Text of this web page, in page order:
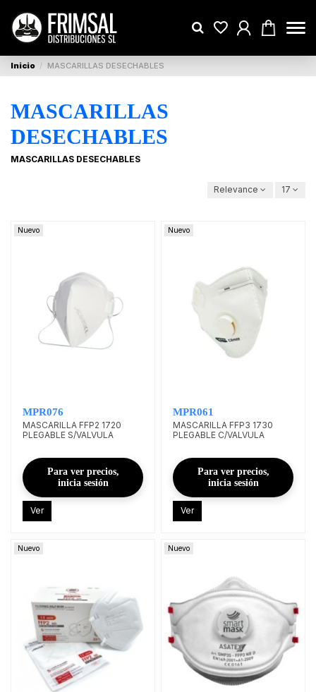
Inicio MASCARILLAS DESECHABLES
MASCARILLAS
DESECHABLES
MASCARILLAS DESECHABLES
Relevance 17
Nuevo
MPR076
MASCARILLA FFP2 1720
PLEGABLE S/VALVULA
Para ver precios,
inicia sesión
Ver
Nuevo
MPR061
MASCARILLA FFP3 1730
PLEGABLE C/VALVULA
Para ver precios,
inicia sesión
Ver
Nuevo Nuevo